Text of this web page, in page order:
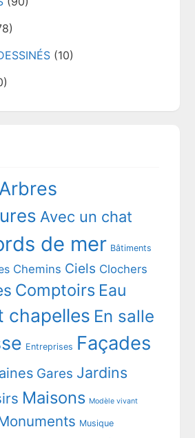
(10)
Arbres
Avec un chat
de mer Bâtiments
Chemins Ciels Clochers
Comptoirs Eau
chapelles En salle
Entreprises Façades
Gares Jardins
Maisons Modèle vivant
Musique